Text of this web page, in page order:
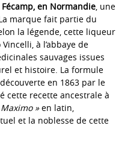
Fécamp, en Normandie, une
marque fait partie du
la légende, cette liqueur
à l’abbaye de
sauvages issues
et histoire. La formule
en 1863 par le
cette recette ancestrale à
»en latin,
et la noblesse de cette